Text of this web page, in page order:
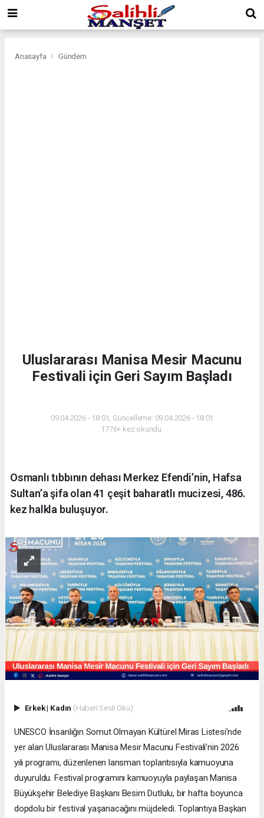
Anasayfa Gündem
Uluslararası Manisa Mesir Macunu
Festivali için Geri Sayım Başladı
09.04.2026 - 18:01, Güncelleme: 09.04.2026 - 18:01
1776+ kez okundu.
Osmanlı tıbbının dehası Merkez Efendi’nin, Hafsa
Sultan’a şifa olan 41 çeşit baharatlı mucizesi, 486.
kez halkla buluşuyor.
Erkek| Kadın (Haberi Sesli Oku)
UNESCO İnsanlığın Somut Olmayan Kültürel Miras Listesi’nde
yer alan Uluslararası Manisa Mesir Macunu Festivali’nin 2026
yılı programı, düzenlenen lansman toplantısıyla kamuoyuna
duyuruldu. Festival programını kamuoyuyla paylaşan Manisa
Büyükşehir Belediye Başkanı Besim Dutlulu, bir hafta boyunca
dopdolu bir festival yaşanacağını müjdeledi. Toplantıya Başkan